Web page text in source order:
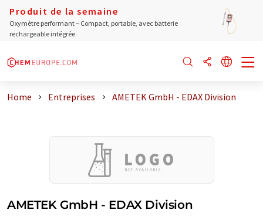
Produit de la semaine
Oxymètre performant – Compact, portable, avec batterie
rechargeable intégrée
Home Entreprises AMETEK GmbH - EDAX Division
AMETEK GmbH - EDAX Division